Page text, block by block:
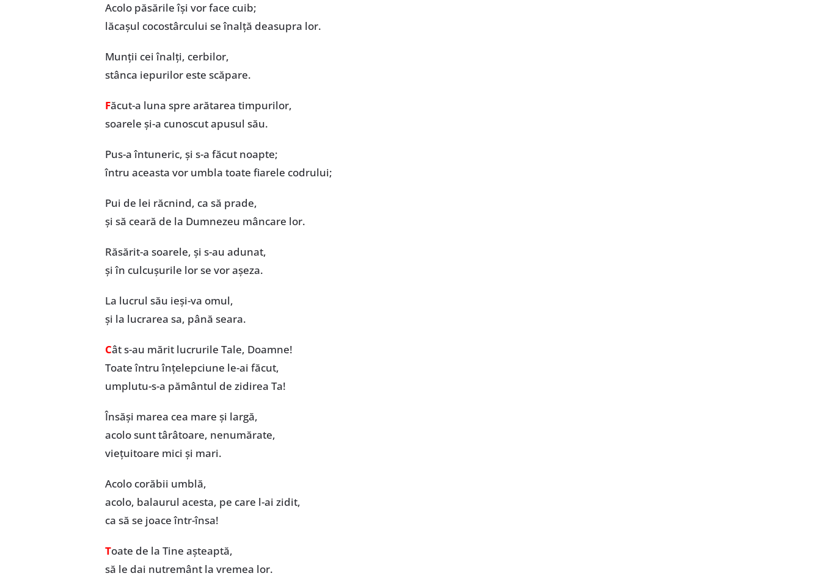
Acolo păsările își vor face cuib;
lăcașul cocostârcului se înalță deasupra lor.
Munții cei înalți, cerbilor,
stânca iepurilor este scăpare.
Făcut-a luna spre arătarea timpurilor,
soarele și-a cunoscut apusul său.
Pus-a întuneric, și s-a făcut noapte;
întru aceasta vor umbla toate fiarele codrului;
Pui de lei răcnind, ca să prade,
și să ceară de la Dumnezeu mâncare lor.
Răsărit-a soarele, și s-au adunat,
și în culcușurile lor se vor așeza.
La lucrul său ieși-va omul,
și la lucrarea sa, până seara.
Cât s-au mărit lucrurile Tale, Doamne!
Toate întru înțelepciune le-ai făcut,
umplutu-s-a pământul de zidirea Ta!
Însăși marea cea mare și largă,
acolo sunt târâtoare, nenumărate,
viețuitoare mici și mari.
Acolo corăbii umblă,
acolo, balaurul acesta, pe care l-ai zidit,
ca să se joace într-însa!
Toate de la Tine așteaptă,
să le dai nutremânt la vremea lor.